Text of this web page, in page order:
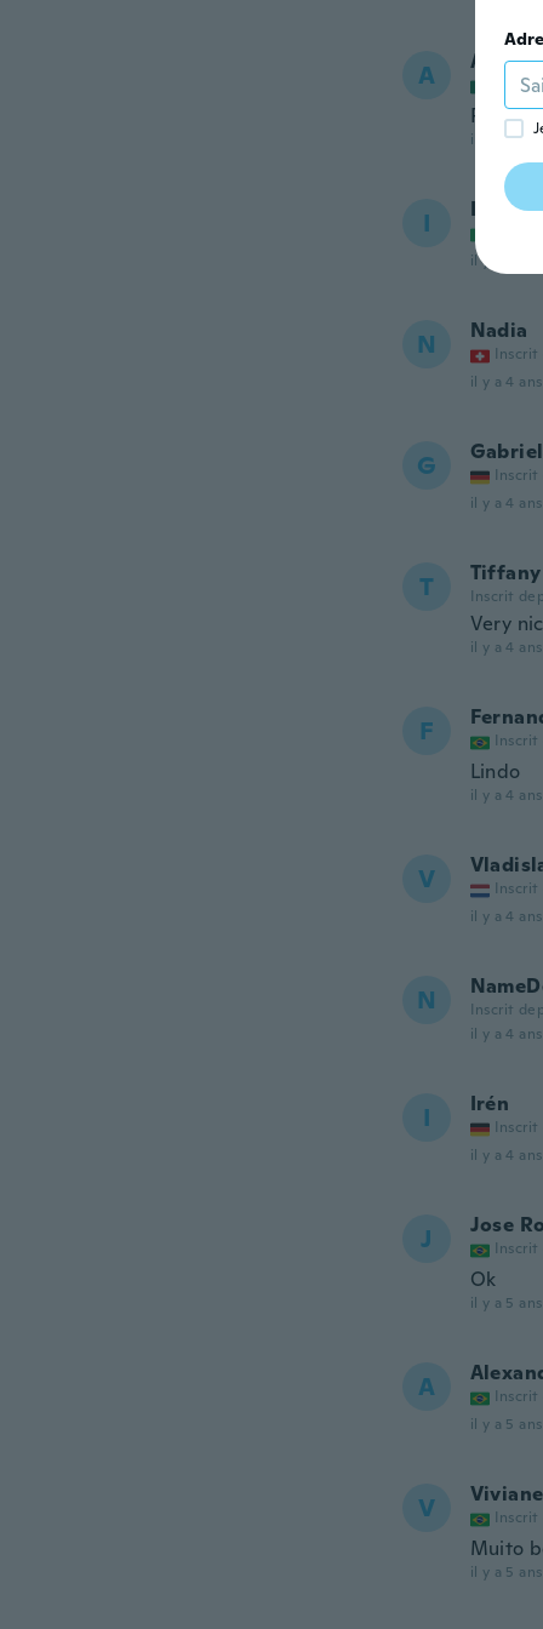
A Angel
il y a 4 ans
I Ilenia
il y a 4 ans
N Nadia
Inscrit
il y a 4 ans
G Inscrit
il y a 4 ans
T Tiffany
Inscrit
Very
il y a 4 ans
F Inscrit
Lindo
il y a 4 ans
V Inscrit
il y a 4 ans
N Inscrit
il y a 4 ans
I Irén
Inscrit
il y a 4 ans
J Jose
Inscrit
Ok
il y a 5 ans
A Inscrit
il y a 5 ans
V Viviane
Inscrit
Muito
il y a 5 ans